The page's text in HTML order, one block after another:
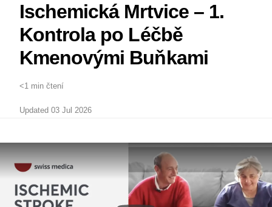
Ischemická Mrtvice – 1.
Kontrola po Léčbě
Kmenovými Buňkami
<1 min čtení
Updated 03 Jul 2026